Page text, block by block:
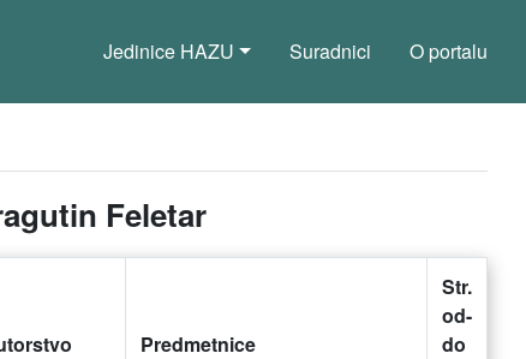
Jedinice HAZU Suradnici O portalu
Feletar
Predmetnice
Str.
od-
do